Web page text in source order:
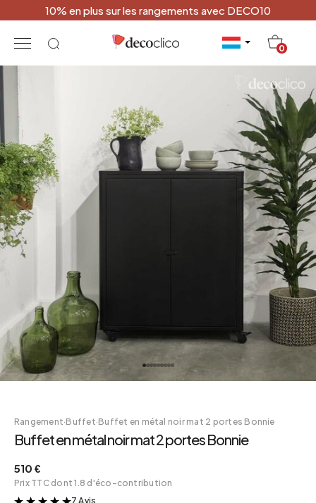
10% en plus sur les rangements avec DECO10
0
Rangement·Buffet·Buffet en métal noir mat 2 portes Bonnie
Buffet en métal noir mat 2 portes Bonnie
510 €
Prix TTC dont 1.8 d'éco-contribution
7 Avis